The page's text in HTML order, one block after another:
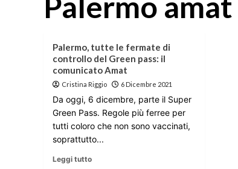
Palermo, tutte le fermate di
controllo del Green pass: il
comunicato Amat
Cristina Riggio 6 Dicembre 2021
Da oggi, 6 dicembre, parte il Super
Green Pass. Regole più ferree per
tutti coloro che non sono vaccinati,
soprattutto...
Leggi tutto